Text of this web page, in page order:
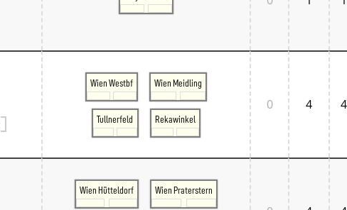
Wien Westbf Wien Meidling
Tullnerfeld Rekawinkel
0 4 4
Wien Hütteldorf Wien Praterstern